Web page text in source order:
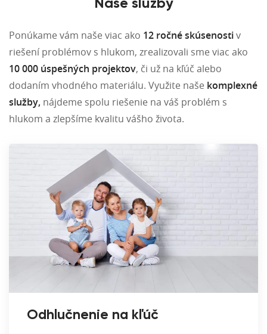
Naše služby
Ponúkame vám naše viac ako 12 ročné skúsenostiv
riešení problémov s hlukom, zrealizovali sme viac ako
10 000 úspešných projektov, či už na kľúč alebo
dodaním vhodného materiálu. Využite naše komplexné
služby, nájdeme spolu riešenie na váš problém s
hlukom a zlepšíme kvalitu vášho života.
Odhlučnenie na kľúč